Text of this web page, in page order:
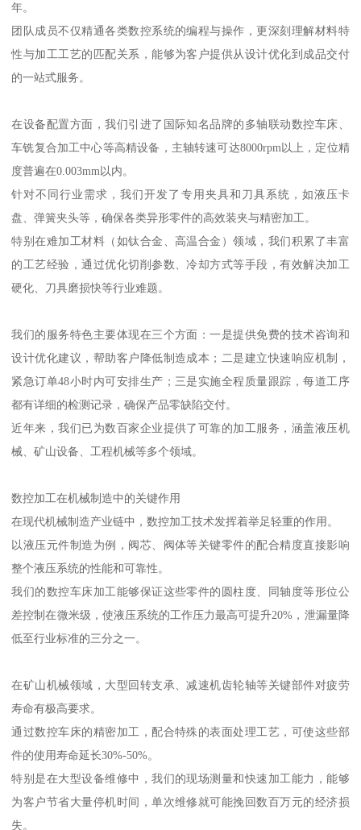
年。
团队成员不仅精通各类数控系统的编程与操作，更深刻理解材料特
性与加工工艺的匹配关系，能够为客户提供从设计优化到成品交付
的一站式服务。
在设备配置方面，我们引进了国际知名品牌的多轴联动数控车床、
车铣复合加工中心等高精设备，主轴转速可达8000rpm以上，定位精
度普遍在0.003mm以内。
针对不同行业需求，我们开发了专用夹具和刀具系统，如液压卡
盘、弹簧夹头等，确保各类异形零件的高效装夹与精密加工。
特别在难加工材料（如钛合金、高温合金）领域，我们积累了丰富
的工艺经验，通过优化切削参数、冷却方式等手段，有效解决加工
硬化、刀具磨损快等行业难题。
我们的服务特色主要体现在三个方面：一是提供免费的技术咨询和
设计优化建议，帮助客户降低制造成本；二是建立快速响应机制，
紧急订单48小时内可安排生产；三是实施全程质量跟踪，每道工序
都有详细的检测记录，确保产品零缺陷交付。
近年来，我们已为数百家企业提供了可靠的加工服务，涵盖液压机
械、矿山设备、工程机械等多个领域。
数控加工在机械制造中的关键作用
在现代机械制造产业链中，数控加工技术发挥着举足轻重的作用。
以液压元件制造为例，阀芯、阀体等关键零件的配合精度直接影响
整个液压系统的性能和可靠性。
我们的数控车床加工能够保证这些零件的圆柱度、同轴度等形位公
差控制在微米级，使液压系统的工作压力最高可提升20%，泄漏量降
低至行业标准的三分之一。
在矿山机械领域，大型回转支承、减速机齿轮轴等关键部件对疲劳
寿命有极高要求。
通过数控车床的精密加工，配合特殊的表面处理工艺，可使这些部
件的使用寿命延长30%-50%。
特别是在大型设备维修中，我们的现场测量和快速加工能力，能够
为客户节省大量停机时间，单次维修就可能挽回数百万元的经济损
失。